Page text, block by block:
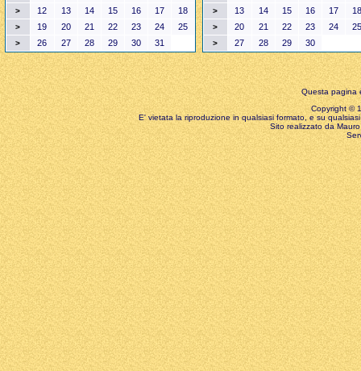
> 12 13 14 15 16 17 18
> 19 20 21 22 23 24 25
> 26 27 28 29 30 31
> 13 14 15 16 17 18
> 20 21 22 23 24 25
> 27 28 29 30
Questa pagina
Copyright ©
E' vietata la riproduzione in qualsiasi formato, e su
Sito realizzato da